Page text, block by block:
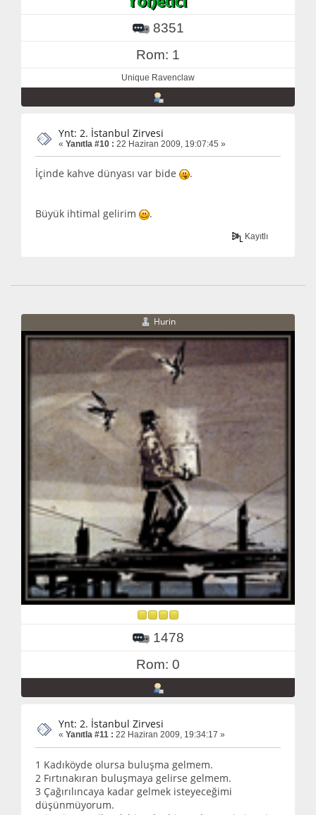
8351
Rom: 1
Unique Ravenclaw
Ynt: 2. İstanbul Zirvesi
« Yanıtla #10 : 22 Haziran 2009, 19:07:45 »
İçinde kahve dünyası var bide .
Büyük ihtimal gelirim .
Kayıtlı
Hurin
1478
Rom: 0
Ynt: 2. İstanbul Zirvesi
« Yanıtla #11 : 22 Haziran 2009, 19:34:17 »
1 Kadıköyde olursa buluşma gelmem.
2 Fırtınakıran buluşmaya gelirse gelmem.
3 Çağırılıncaya kadar gelmek isteyeceğimi
düşünmüyorum.